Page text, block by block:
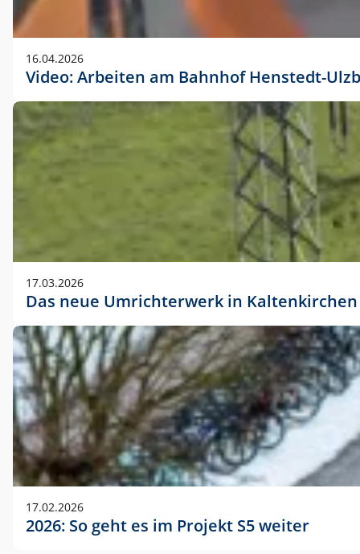
16.04.2026
Video: Arbeiten am Bahnhof Henstedt-
17.03.2026
Das neue Umrichterwerk in Kaltenkirchen
17.02.2026
2026: So geht es im Projekt S5 weiter